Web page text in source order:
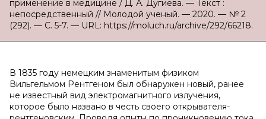
применение в медицине / Д. А. Дугиева. — Текст :
непосредственный // Молодой ученый. — 2020. — № 2
(292). — С. 5-7. — URL: https://moluch.ru/archive/292/66218.
В 1835 году немецким знаменитым физиком
Вильгельмом Рентгеном был обнаружен новый, ранее
не известный вид электромагнитного излучения,
которое было названо в честь своего открывателя-